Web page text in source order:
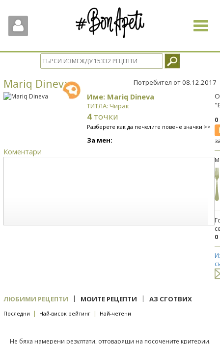
Toggle
Mariq Dineva Потребител от 08.12.2017
Име: Mariq Dineva
ТИТЛА: Чирак
4 точки
Разберете как да печелите повече значки >>
За мен:
Коментари
0
ЛЮБИМИ РЕЦЕПТИ | МОИТЕ РЕЦЕПТИ | АЗ СГОТВИХ
Последни | Най-висок рейтинг | Най-четени
Не бяха намерени резултати, отговарящи на посочените критерии.